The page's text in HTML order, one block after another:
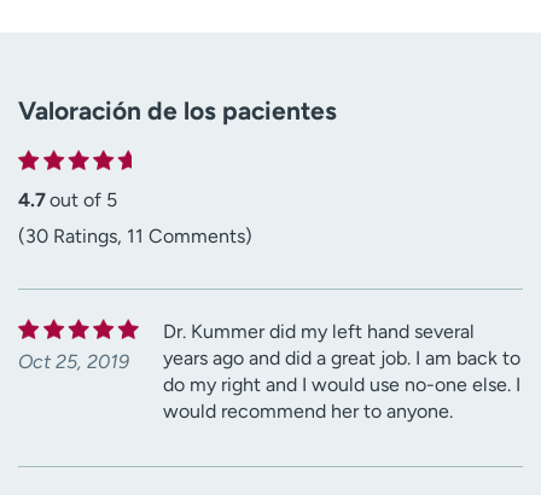
Valoración de los pacientes
4.7out of 5
(30 Ratings, 11 Comments)
Oct 25, 2019
Dr. Kummer did my left hand several
years ago and did a great job. I am back to
do my right and I would use no-one else. I
would recommend her to anyone.